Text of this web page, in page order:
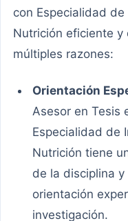
con Especialidad
Nutrición eficiente y
múltiples razones:
Orientación
Asesor en Tesis
Especialidad de
Nutrición tiene
de la disciplina
orientación
investigación.